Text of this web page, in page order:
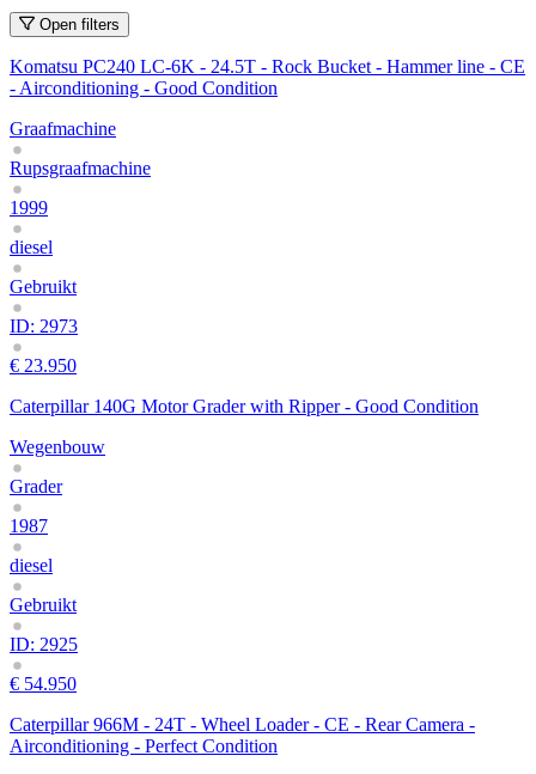
Open filters
Komatsu PC240 LC-6K - 24.5T - Rock Bucket - Hammer line - CE
- Airconditioning - Good Condition
Graafmachine
Rupsgraafmachine
1999
diesel
Gebruikt
ID: 2973
€ 23.950
Caterpillar 140G Motor Grader with Ripper - Good Condition
Wegenbouw
Grader
1987
diesel
Gebruikt
ID: 2925
€ 54.950
Caterpillar 966M - 24T - Wheel Loader - CE - Rear Camera -
Airconditioning - Perfect Condition